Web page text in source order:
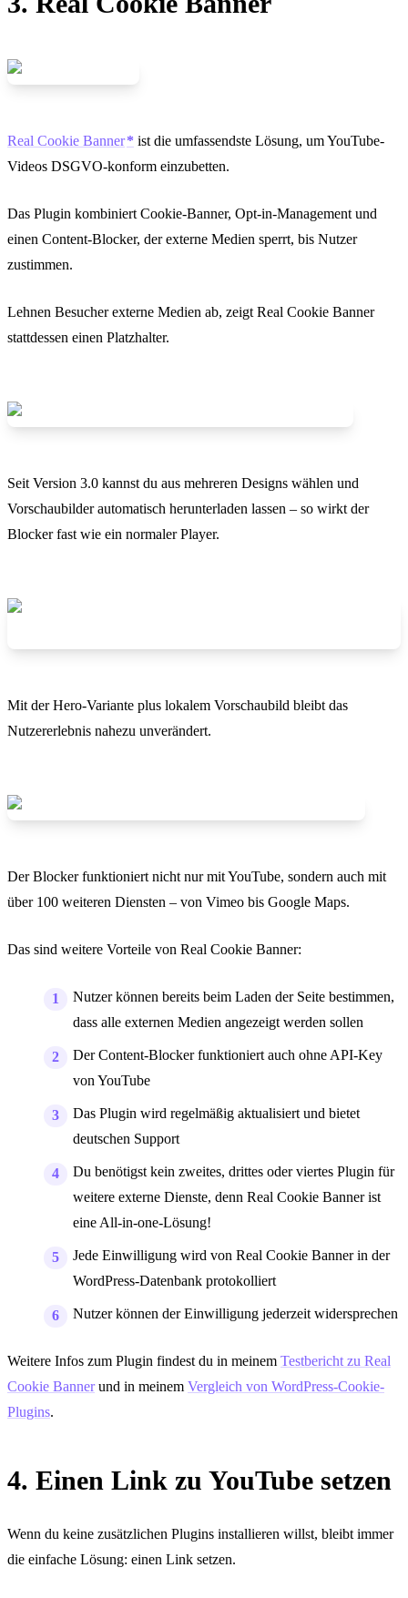
Real Cookie Banner
ist die umfassendste Lösung, um YouTube-
Videos DSGVO-konform einzubetten.
Das Plugin kombiniert Cookie-Banner, Opt-in-Management und
einen Content-Blocker, der externe Medien sperrt, bis Nutzer
zustimmen.
Lehnen Besucher externe Medien ab, zeigt Real Cookie Banner
stattdessen einen Platzhalter.
Seit Version 3.0 kannst du aus mehreren Designs wählen und
Vorschaubilder automatisch herunterladen lassen – so wirkt der
Blocker fast wie ein normaler Player.
Mit der Hero-Variante plus lokalem Vorschaubild bleibt das
Nutzererlebnis nahezu unverändert.
Der Blocker funktioniert nicht nur mit YouTube, sondern auch mit
über 100 weiteren Diensten – von Vimeo bis Google Maps.
Das sind weitere Vorteile von Real Cookie Banner:
Nutzer können bereits beim Laden der Seite bestimmen,
dass alle externen Medien angezeigt werden sollen
Der Content-Blocker funktioniert auch ohne API-Key
von YouTube
Das Plugin wird regelmäßig aktualisiert und bietet
deutschen Support
Du benötigst kein zweites, drittes oder viertes Plugin für
weitere externe Dienste, denn Real Cookie Banner ist
eine All-in-one-Lösung!
Jede Einwilligung wird von Real Cookie Banner in der
WordPress-Datenbank protokolliert
Nutzer können der Einwilligung jederzeit widersprechen
Weitere Infos zum Plugin findest du in meinem Testbericht zu Real
Cookie Banner und in meinem Vergleich von WordPress-Cookie-
Plugins.
4. Einen Link zu YouTube setzen
Wenn du keine zusätzlichen Plugins installieren willst, bleibt immer
die einfache Lösung: einen Link setzen.